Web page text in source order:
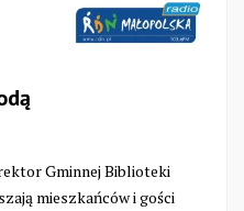
Gminnej Biblioteki
mieszkańców i gości